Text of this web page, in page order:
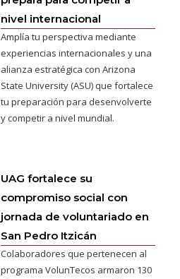
nivel internacional
Amplía tu perspectiva mediante
experiencias internacionales y una
alianza estratégica con Arizona
State University (ASU) que fortalece
tu preparación para desenvolverte
y competir a nivel mundial.
UAG fortalece su
compromiso social con
jornada de voluntariado en
San Pedro Itzicán
Colaboradores que pertenecen al
programa VolunTecos armaron 130